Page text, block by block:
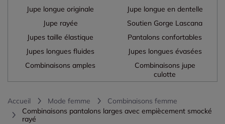
Jupe longue originale
Jupe rayée
Jupes taille élastique
Jupes longues fluides
Combinaisons amples
Jupe longue en dentelle
Soutien Gorge Lascana
Pantalons confortables
Jupes longues évasées
Combinaisons jupe
culotte
Accueil Mode femme
Combinaisons femme
Combinaisons pantalons larges avec empiècement smocké
rayé